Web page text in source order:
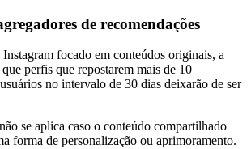
de recomendações
focado em conteúdos originais, a
perfis que repostarem mais de 10
no intervalo de 30 dias deixarão de ser
se aplica caso o conteúdo compartilhado
forma de personalização ou aprimoramento.